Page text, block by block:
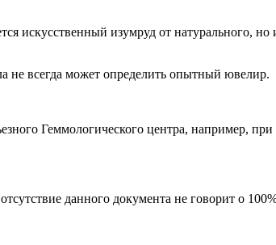
искусственный изумруд от натурального, но
не всегда может определить опытный ювелир.
Геммологического центра, например,
данного документа не говорит о